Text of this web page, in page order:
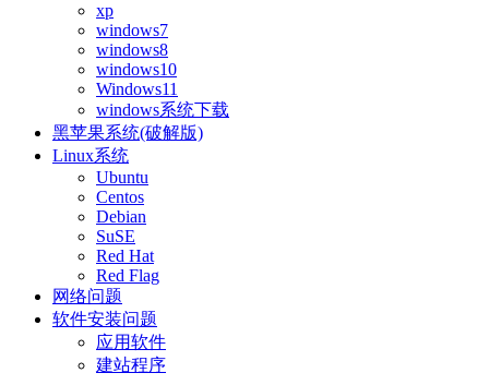
xp
windows7
windows8
windows10
Windows11
windows系统下载
黑苹果系统(破解版)
Linux系统
Ubuntu
Centos
Debian
SuSE
Red Hat
Red Flag
网络问题
软件安装问题
应用软件
建站程序